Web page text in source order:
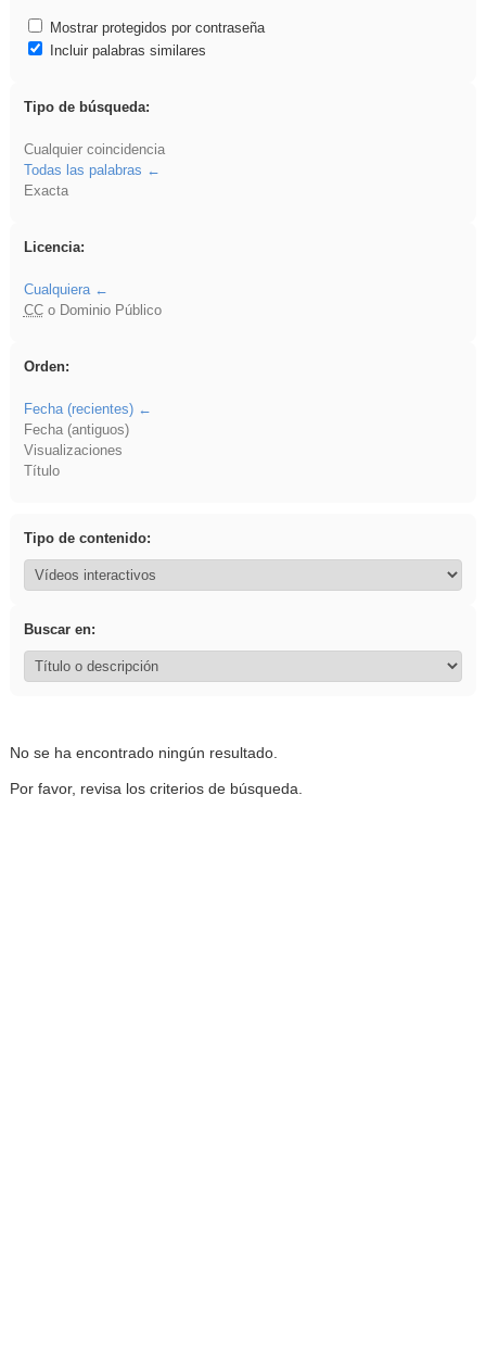
Mostrar protegidos por contraseña
Incluir palabras similares
Tipo de búsqueda:
Cualquier coincidencia
Todas las palabras
Exacta
Licencia:
Cualquiera
CCo Dominio Público
Orden:
Fecha (recientes)
Fecha (antiguos)
Visualizaciones
Título
Tipo de contenido:
Buscar en:
No se ha encontrado ningún resultado.
Por favor, revisa los criterios de búsqueda.